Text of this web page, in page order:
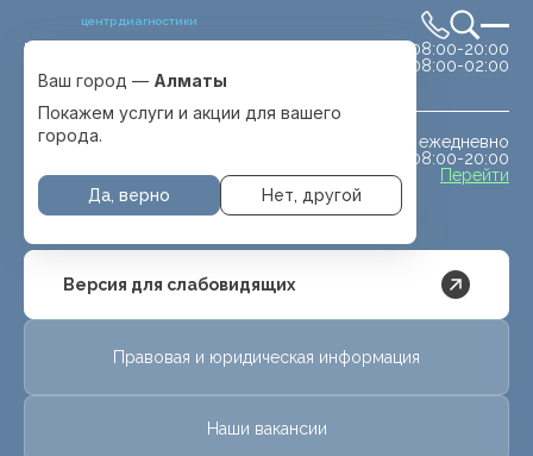
центр диагностики
Выбрать город
с. Отеген батыра
сб-вс 08:00-20:00
08:00-02:00
ежедневно
08:00-20:00
Перейти
Ваш город — Алматы
Покажем услуги и акции для вашего
города.
Да, верно Нет, другой
Версия для слабовидящих
Правовая и юридическая информация
Наши вакансии